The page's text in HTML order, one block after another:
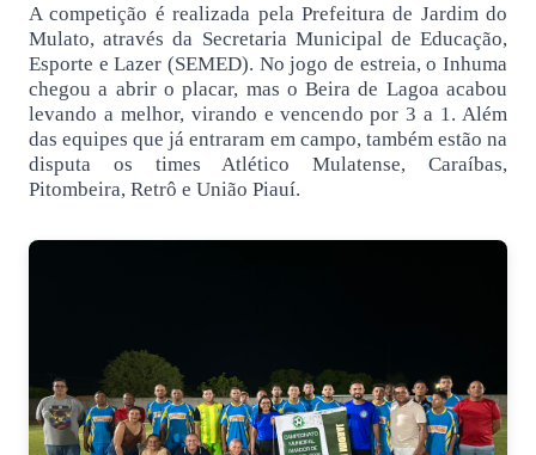
A competição é realizada pela Prefeitura de Jardim do
Mulato, através da Secretaria Municipal de Educação,
Esporte e Lazer (SEMED). No jogo de estreia, o Inhuma
chegou a abrir o placar, mas o Beira de Lagoa acabou
levando a melhor, virando e vencendo por 3 a 1. Além
das equipes que já entraram em campo, também estão na
disputa os times Atlético Mulatense, Caraíbas,
Pitombeira, Retrô e União Piauí.